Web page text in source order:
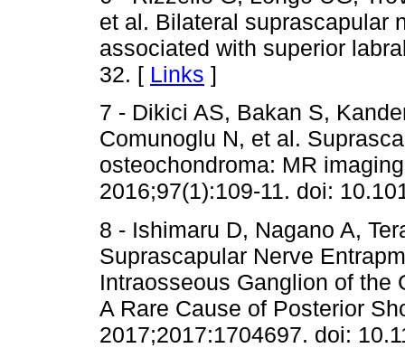
et al. Bilateral suprascapular
associated with superior
32. [ Links ]
7 - Dikici AS, Bakan S,
Comunoglu N, et al.
osteochondroma: MR
2016;97(1):109-11. doi:
8 - Ishimaru D, Nagano A,
Suprascapular Nerve
Intraosseous Ganglion of the
A Rare Cause of Posterior
2017;2017:1704697. doi: